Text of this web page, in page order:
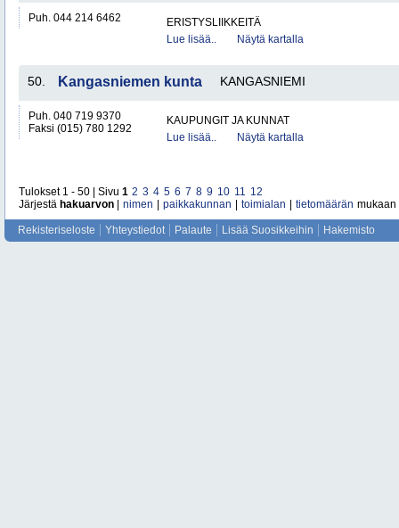
Puh. 044 214 6462
ERISTYSLIIKKEITÄ
Lue lisää..
Näytä kartalla
50. Kangasniemen kunta KANGASNIEMI
Puh. 040 719 9370
Faksi (015) 780 1292
KAUPUNGIT JA KUNNAT
Lue lisää..
Näytä kartalla
Tulokset 1 - 50 | Sivu 1 2 3 4 5 6 7 8 9 10 11 12
Järjestä hakuarvon nimen paikkakunnan toimialan tietomäärän mukaan
Rekisteriseloste Yhteystiedot Palaute Lisää Suosikkeihin Hakemisto